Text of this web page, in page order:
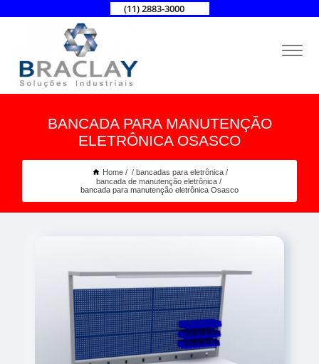
(11) 2883-3000
BANCADA PARA MANUTENÇÃO
ELETRÔNICA OSASCO
Home
bancadas para eletrônica
bancada de manutenção eletrônica
bancada para manutenção eletrônica Osasco